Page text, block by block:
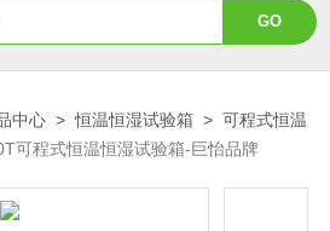
中心 >恒温恒湿试验箱 >可程式恒温
可程式恒温恒湿试验箱-巨怡品牌